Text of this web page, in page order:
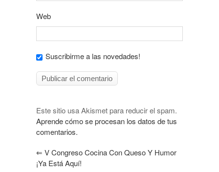
Web
Suscribirme a las novedades!
Este sitio usa Akismet para reducir el spam.
Aprende cómo se procesan los datos de tus
comentarios.
⇐ V Congreso Cocina Con Queso Y Humor
¡Ya Está Aquí!